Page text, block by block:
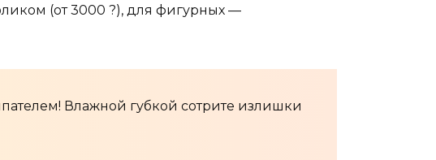
(от 3000 ?), для фигурных —
Влажной губкой сотрите излишки